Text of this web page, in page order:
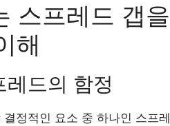
스프레드 갭
해
드의 함정
정적인 요소 중 하나인 스프